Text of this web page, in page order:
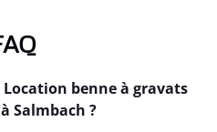
benne à gravats
Salmbach ?